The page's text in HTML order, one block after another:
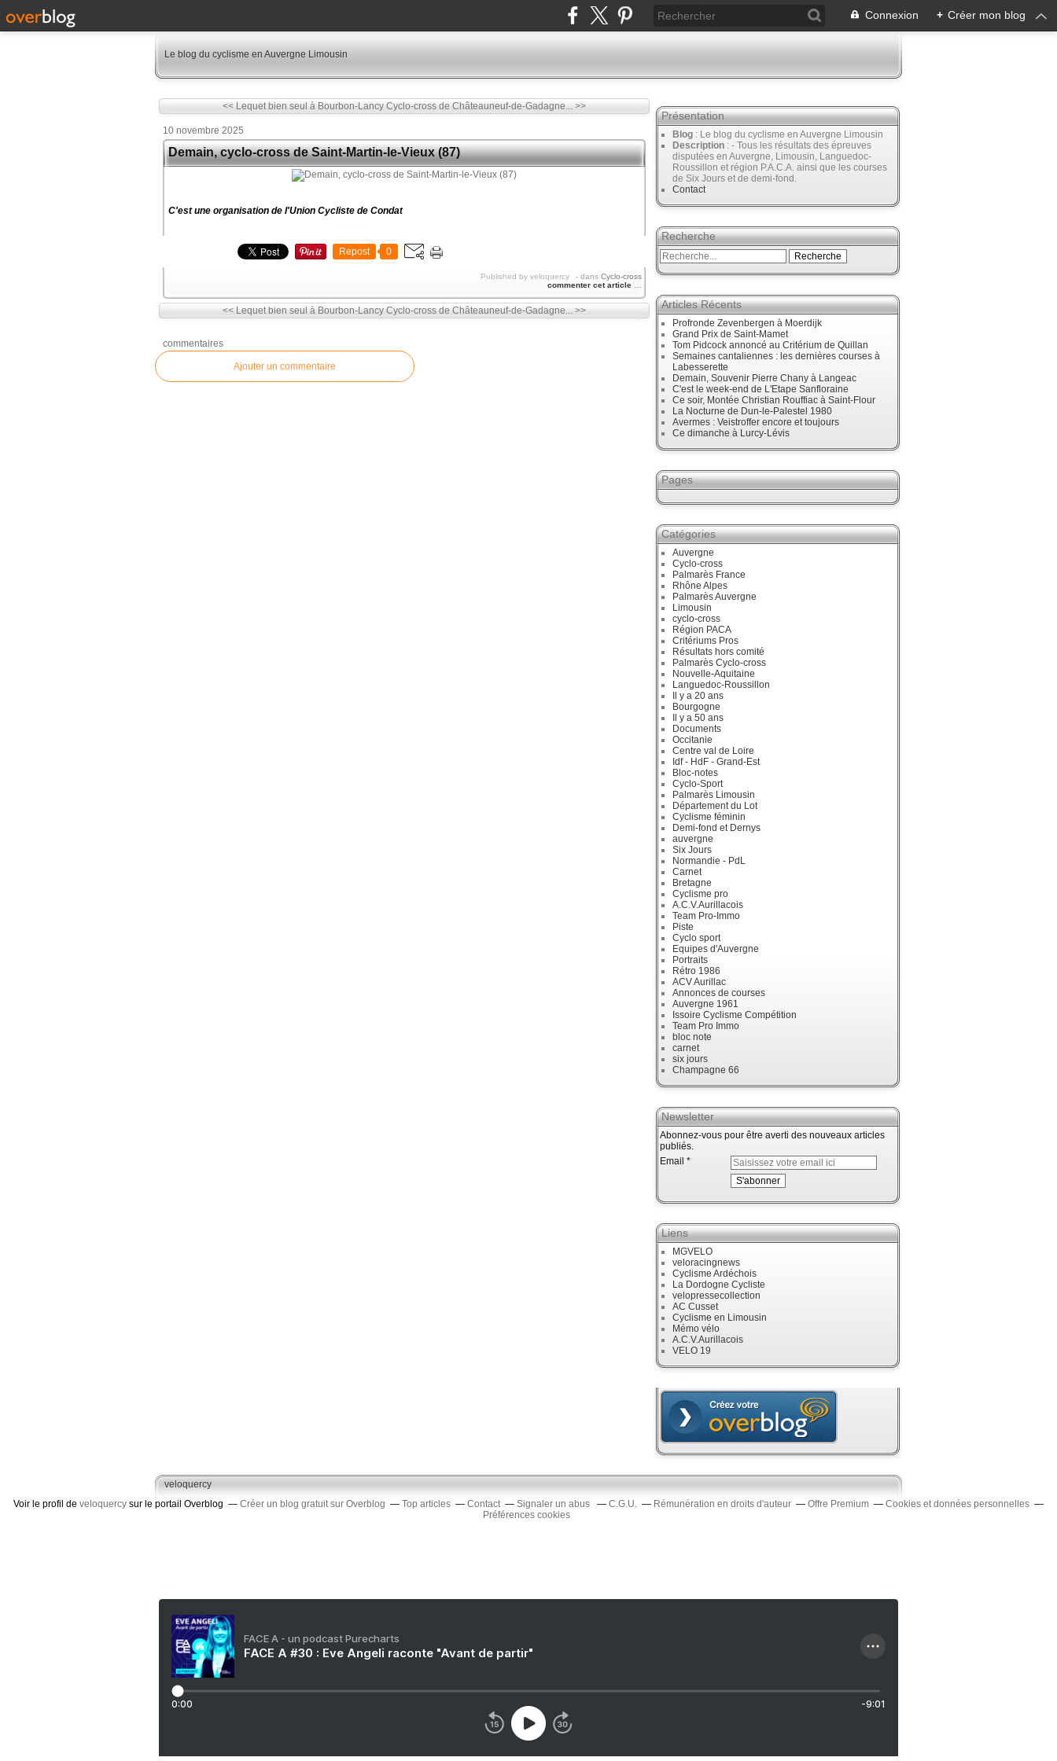
Connexion + Créer mon blog
Le blog du cyclisme en Auvergne Limousin
<< Lequet bien seul à Bourbon-Lancy Cyclo-cross de Châteauneuf-de-Gadagne... >>
10 novembre 2025
Demain, cyclo-cross de Saint-Martin-le-Vieux (87)
C'est une organisation de l'Union Cycliste de Condat
Repost 0
Published by veloquercy - dans Cyclo-cross
commenter cet article
<< Lequet bien seul à Bourbon-Lancy Cyclo-cross de Châteauneuf-de-Gadagne... >>
commentaires
Ajouter un commentaire
Présentation
Blog : Le blog du cyclisme en Auvergne Limousin
Description : - Tous les résultats des épreuves
disputées en Auvergne, Limousin, Languedoc-
Roussillon et région P.A.C.A. ainsi que les courses
de Six Jours et de demi-fond.
Contact
Recherche
Articles Récents
Profronde Zevenbergen à Moerdijk
Grand Prix de Saint-Mamet
Tom Pidcock annoncé au Critérium de Quillan
Semaines cantaliennes : les dernières courses à
Labesserette
Demain, Souvenir Pierre Chany à Langeac
C'est le week-end de L'Etape Sanfloraine
Ce soir, Montée Christian Rouffiac à Saint-Flour
La Nocturne de Dun-le-Palestel 1980
Avermes : Veistroffer encore et toujours
Ce dimanche à Lurcy-Lévis
Pages
Catégories
Auvergne
Cyclo-cross
Palmarès France
Rhône Alpes
Palmarès Auvergne
Limousin
cyclo-cross
Région PACA
Critériums Pros
Résultats hors comité
Palmarès Cyclo-cross
Nouvelle-Aquitaine
Languedoc-Roussillon
Il y a 20 ans
Bourgogne
Il y a 50 ans
Documents
Occitanie
Centre val de Loire
Idf - HdF - Grand-Est
Bloc-notes
Cyclo-Sport
Palmarès Limousin
Département du Lot
Cyclisme féminin
Demi-fond et Dernys
auvergne
Six Jours
Normandie - PdL
Carnet
Bretagne
Cyclisme pro
A.C.V.Aurillacois
Team Pro-Immo
Piste
Cyclo sport
Equipes d'Auvergne
Portraits
Rétro 1986
ACV Aurillac
Annonces de courses
Auvergne 1961
Issoire Cyclisme Compétition
Team Pro Immo
bloc note
carnet
six jours
Champagne 66
Newsletter
Abonnez-vous pour être averti des nouveaux articles
publiés.
Email
Liens
MGVELO
veloracingnews
Cyclisme Ardéchois
La Dordogne Cycliste
velopressecollection
AC Cusset
Cyclisme en Limousin
Mémo vélo
A.C.V.Aurillacois
VELO 19
veloquercy
Voir le profil de veloquercy sur le portail Overblog Créer un blog gratuit sur Overblog Top articles Contact Signaler un abus C.G.U. Rémunération en droits d'auteur Offre Premium
Cookies et données personnelles
Préférences cookies
FACE A - un podcast Purecharts
FACE A #30 : Eve Angeli raconte "Avant de partir"
0:00 -9:01